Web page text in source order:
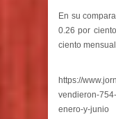
En su
0.26 por
ciento
https://
vendieron-
enero-y-junio